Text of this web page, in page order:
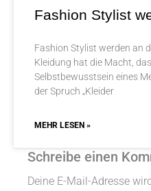
Fashion Stylist
Fashion Stylist werden an
Kleidung hat die Macht,
Selbstbewusstsein eines
der Spruch „Kleider
MEHR LESEN »
Schreibe einen
Deine E-Mail-Adresse